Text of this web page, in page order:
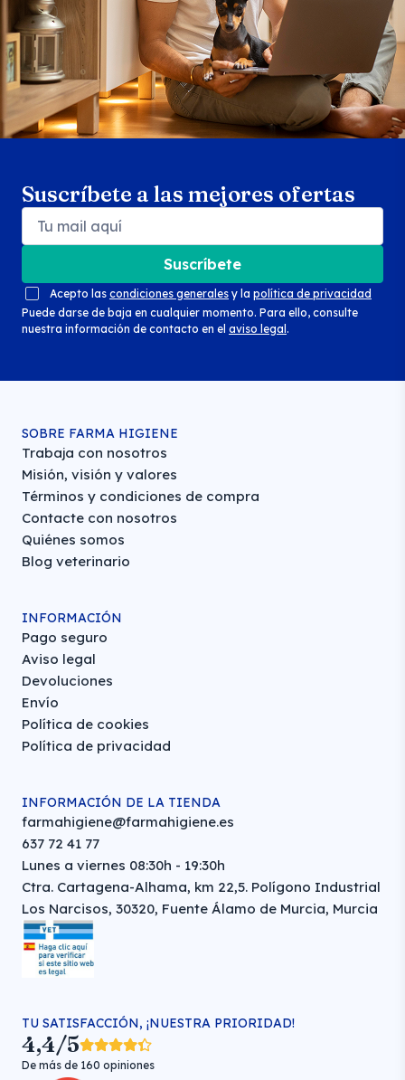
Suscríbete a las mejores ofertas
Suscríbete
Acepto las condiciones generales y la política de privacidad
Puede darse de baja en cualquier momento. Para ello, consulte
nuestra información de contacto en el aviso legal .
Search products
SOBRE FARMA HIGIENE
Trabaja con nosotros
Misión, visión y valores
Términos y condiciones de compra
Contacte con nosotros
Quiénes somos
Blog veterinario
INFORMACIÓN
Pago seguro
Aviso legal
Devoluciones
Envío
Política de cookies
Política de privacidad
INFORMACIÓN DE LA TIENDA
farmahigiene@farmahigiene.es
637 72 41 77
Lunes a viernes 08:30h - 19:30h
Ctra. Cartagena-Alhama, km 22,5. Polígono Industrial
Los Narcisos, 30320, Fuente Álamo de Murcia, Murcia
TU SATISFACCIÓN, ¡NUESTRA PRIORIDAD!
4,4/5
De más de 160 opiniones